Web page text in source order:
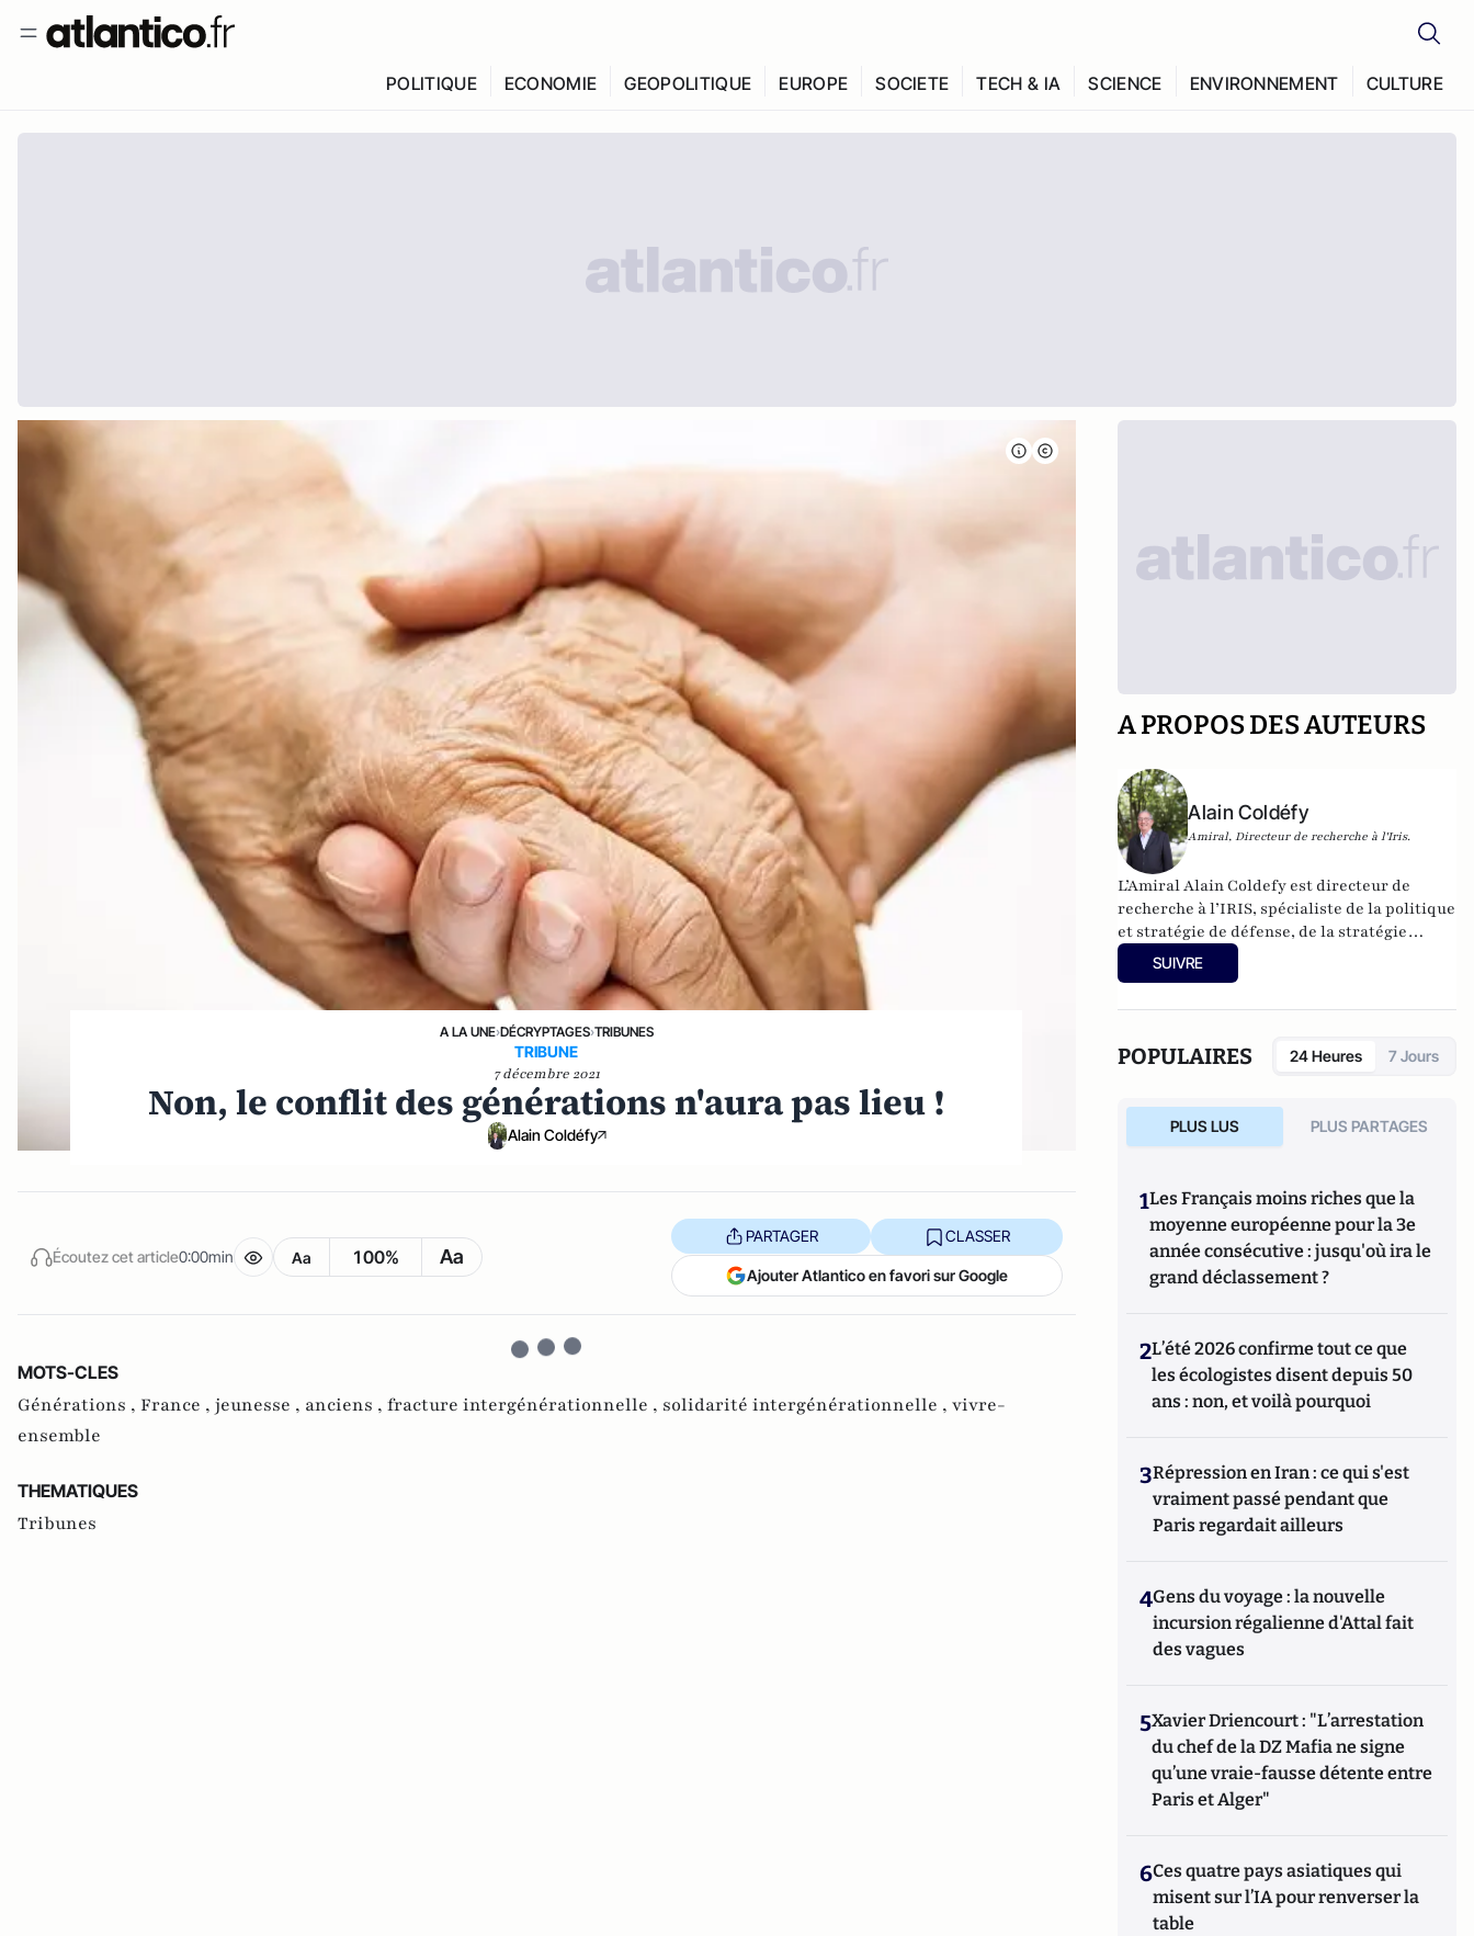
POLITIQUE ECONOMIE GEOPOLITIQUE EUROPE SOCIETE TECH & IA SCIENCE ENVIRONNEMENT CULTURE
A LA UNE›DÉCRYPTAGES›TRIBUNES
TRIBUNE
7 décembre 2021
Non, le conflit des générations n'aura pas lieu !
Alain Coldéfy
Écoutez cet article0:00min Aa 100% Aa
PARTAGER CLASSER
Ajouter Atlantico en favori sur Google
MOTS-CLES
Générations , France , jeunesse , anciens , fracture intergénérationnelle , solidarité intergénérationnelle , vivre-
ensemble
THEMATIQUES
Tribunes
A PROPOS DES AUTEURS
Alain Coldéfy
Amiral, Directeur de recherche à l'Iris.
L’Amiral Alain Coldefy est directeur de
recherche à l’IRIS, spécialiste de la politique
et stratégie de défense, de la stratégie
maritime et de l’industrie de défense.
SUIVRE
POPULAIRES 24 Heures 7 Jours
PLUS LUS PLUS PARTAGES
1Les Français moins riches que la
moyenne européenne pour la 3e
année consécutive : jusqu'où ira le
grand déclassement ?
2L’été 2026 confirme tout ce que
les écologistes disent depuis 50
ans : non, et voilà pourquoi
3Répression en Iran : ce qui s'est
vraiment passé pendant que
Paris regardait ailleurs
4Gens du voyage : la nouvelle
incursion régalienne d'Attal fait
des vagues
5Xavier Driencourt : "L’arrestation
du chef de la DZ Mafia ne signe
qu’une vraie-fausse détente entre
Paris et Alger"
6Ces quatre pays asiatiques qui
misent sur l’IA pour renverser la
table